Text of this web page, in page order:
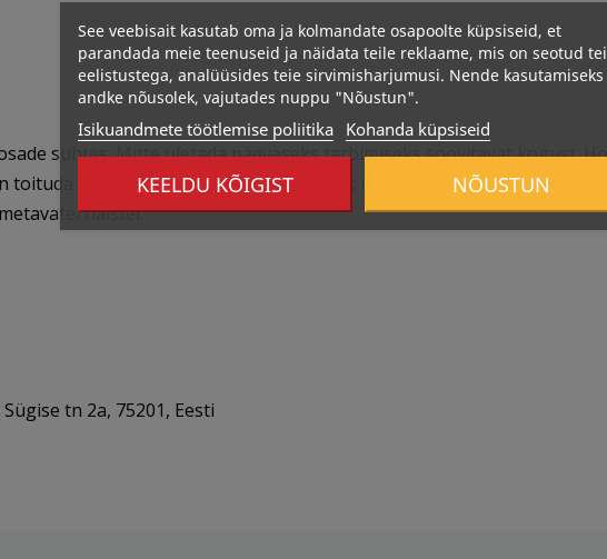
suhtes. Mitte ületada päevaseks tarbimiseks soovitavat kogust.
toituda mitmekülgselt ja tasakaalustatult ning harrastada tervislikku
naistel.
tn 2a, 75201, Eesti
See veebisait kasutab oma ja kolmandate osapoolte küpsiseid, et
parandada meie teenuseid ja näidata teile reklaame, mis on seotud
eelistustega, analüüsides teie sirvimisharjumusi. Nende kasutamiseks
andke nõusolek, vajutades nuppu "Nõustun".
Isikuandmete töötlemise poliitika Kohanda küpsiseid
KEELDU KÕIGIST NÕUSTUN